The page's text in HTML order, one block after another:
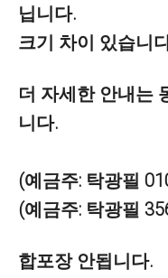
닙니다.
크기 차이 있습니
더 자세한 안내는
니다.
(예금주: 탁광필
(예금주: 탁광필
합포장 안됩니다.